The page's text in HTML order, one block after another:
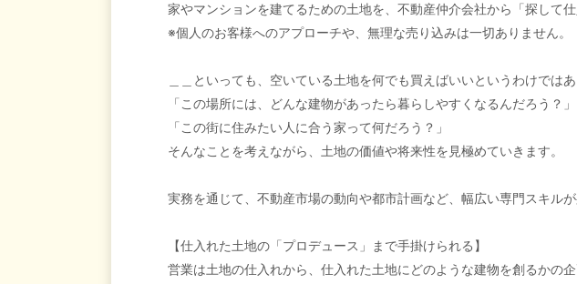
家やマンションを建てるための土地を、不動産仲介会社から「探して仕
※個人のお客様へのアプローチや、無理な売り込みは一切ありません。
＿＿といっても、空いている土地を何でも買えばいいというわけではあ
「この場所には、どんな建物があったら暮らしやすくなるんだろう？」
「この街に住みたい人に合う家って何だろう？」
そんなことを考えながら、土地の価値や将来性を見極めていきます。
実務を通じて、不動産市場の動向や都市計画など、幅広い専門スキルが
【仕入れた土地の「プロデュース」まで手掛けられる】
営業は土地の仕入れから、仕入れた土地にどのような建物を創るかの